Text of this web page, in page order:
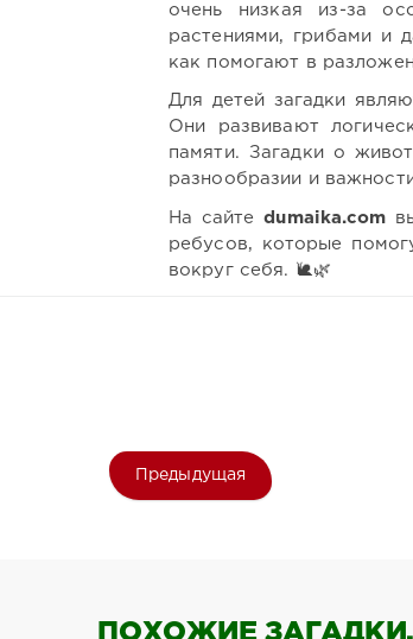
очень низкая из-за
растениями, грибами и
как помогают в
Для детей загадки
Они развивают
памяти. Загадки о
разнообразии и
На сайтеdumaika.com
ребусов, которые
вокруг себя. 🐌🌿
Предыдущая
ПОХОЖИЕ